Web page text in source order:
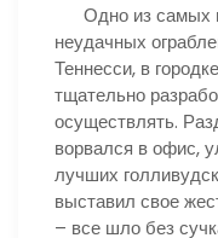
Одно из самых
неудачных
Теннесси, в
тщательно
осуществлять.
ворвался в офис,
лучших
выставил свое
– все шло без